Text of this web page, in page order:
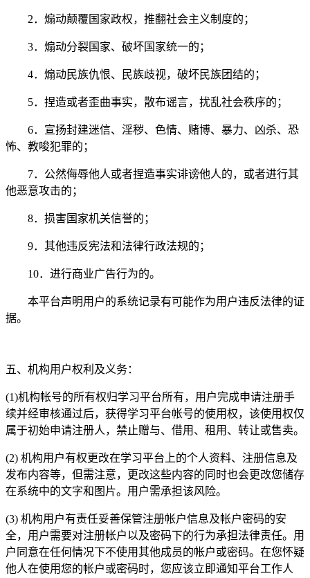
2．煽动颠覆国家政权，推翻社会主义制度的；
3．煽动分裂国家、破坏国家统一的；
4．煽动民族仇恨、民族歧视，破坏民族团结的；
5．捏造或者歪曲事实，散布谣言，扰乱社会秩序的；
6．宣扬封建迷信、淫秽、色情、赌博、暴力、凶杀、恐
怖、教唆犯罪的；
7．公然侮辱他人或者捏造事实诽谤他人的，或者进行其
他恶意攻击的；
8．损害国家机关信誉的；
9．其他违反宪法和法律行政法规的；
10．进行商业广告行为的。
本平台声明用户的系统记录有可能作为用户违反法律的证
据。
五、机构用户权利及义务：
(1)机构帐号的所有权归学习平台所有，用户完成申请注册手
续并经审核通过后，获得学习平台帐号的使用权，该使用权仅
属于初始申请注册人，禁止赠与、借用、租用、转让或售卖。
(2) 机构用户有权更改在学习平台上的个人资料、注册信息及
发布内容等，但需注意，更改这些内容的同时也会更改您储存
在系统中的文字和图片。用户需承担该风险。
(3) 机构用户有责任妥善保管注册帐户信息及帐户密码的安
全，用户需要对注册帐户以及密码下的行为承担法律责任。用
户同意在任何情况下不使用其他成员的帐户或密码。在您怀疑
他人在使用您的帐户或密码时，您应该立即通知平台工作人